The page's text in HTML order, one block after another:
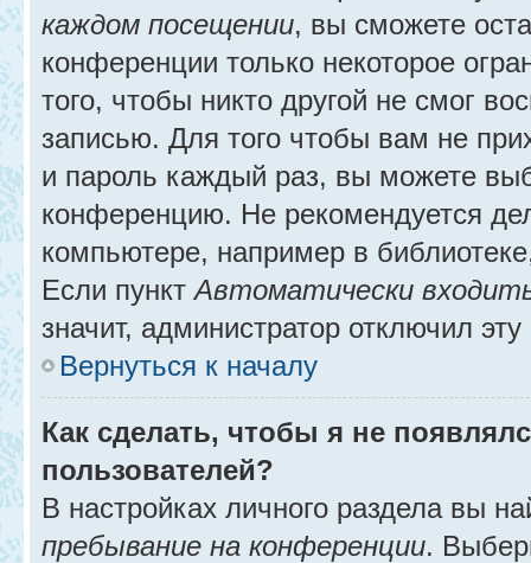
каждом посещении, вы сможете
конференции только некоторое
того, чтобы никто другой не смог
записью. Для того чтобы вам не
и пароль каждый раз, вы можете
конференцию. Не рекомендуется
компьютере, например в
Если пунктАвтоматически
значит, администратор отключил
Вернуться к началу
Как сделать, чтобы я не
пользователей?
В настройках личного раздела вы
пребывание на конференции.